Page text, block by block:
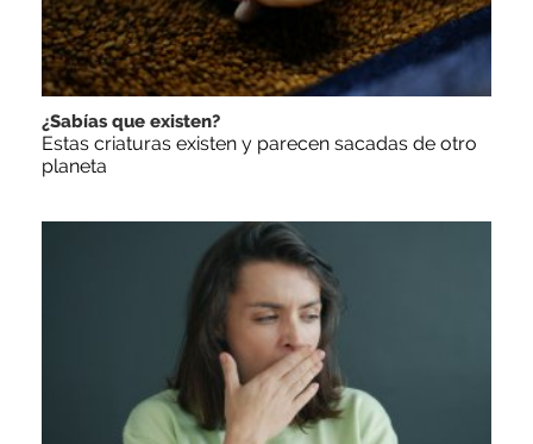
¿Sabías que existen?
Estas criaturas existen y parecen sacadas de otro
planeta